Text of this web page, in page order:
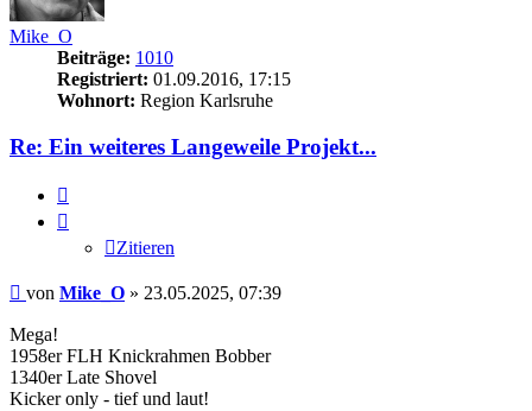
Mike_O
Beiträge: 1010
Registriert: 01.09.2016, 17:15
Wohnort: Region Karlsruhe
Re: Ein weiteres Langeweile Projekt...
Zitieren
Beitrag
von Mike_O » 23.05.2025, 07:39
Mega!
1958er FLH Knickrahmen Bobber
1340er Late Shovel
Kicker only - tief und laut!